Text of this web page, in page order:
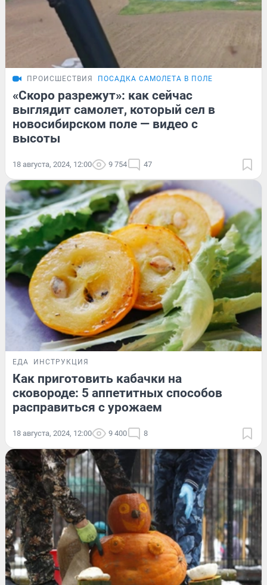
ПРОИСШЕСТВИЯ ПОСАДКА САМОЛЕТА В ПОЛЕ
«Скоро разрежут»: как сейчас
выглядит самолет, который сел в
новосибирском поле — видео с
высоты
18 августа, 2024, 12:00 9 754 47
ЕДА ИНСТРУКЦИЯ
Как приготовить кабачки на
сковороде: 5 аппетитных способов
расправиться с урожаем
18 августа, 2024, 12:00 9 400 8